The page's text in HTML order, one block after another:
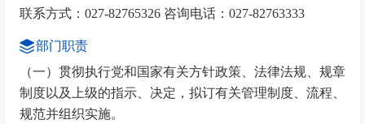
联系方式：027-82765326 咨询电话：027-82763333
部门职责
（一）贯彻执行党和国家有关方针政策、法律法规、规章
制度以及上级的指示、决定，拟订有关管理制度、流程、
规范并组织实施。